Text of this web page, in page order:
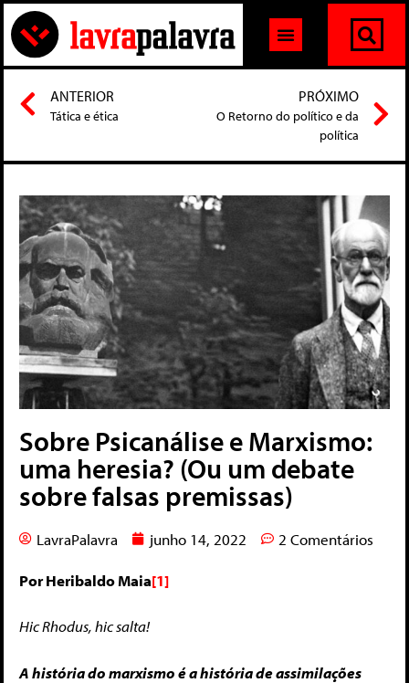
ANTERIOR
Tática e ética
PRÓXIMO
O Retorno do político e da
política
Sobre Psicanálise e Marxismo:
uma heresia? (Ou um debate
sobre falsas premissas)
LavraPalavra junho 14, 2022 2 Comentários
Por Heribaldo Maia[1]
Hic Rhodus, hic salta!
A história do marxismo é a história de assimilações